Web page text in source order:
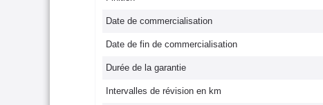
Date de commercialisation
Date de fin de commercialisation
Durée de la garantie
Intervalles de révision en km